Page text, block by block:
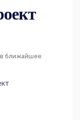
в ближайшее